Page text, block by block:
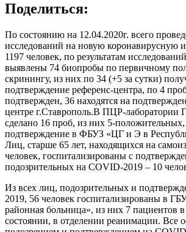
Поделиться:
По состоянию на 12.04.2020г. всего
исследований на новую коронавирусную
1197 человек, по результатам
выявлены 74 биопробы по первичному
скринингу, из них по 34 (+5 за сутки)
подтверждение референс-центра, по 4
подтвержден, 36 находятся на
центре г.Ставрополь.В ПЦР-лаборатории
сделано 16 проб, из них 5-
подтверждение в ФБУЗ «ЦГ и Э в
Лиц, старше 65 лет, находящихся на
человек, госпитализированы с
подозрительных на COVID-2019 – 10
Из всех лиц, подозрительных и
2019, 56 человек госпитализированы в
районная больница», из них 7 пациентов
состоянии, в отделении реанимации. Все